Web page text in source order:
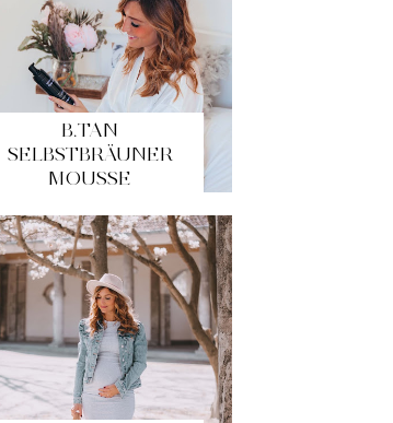
B.TAN
SELBSTBRÄUNER
MOUSSE